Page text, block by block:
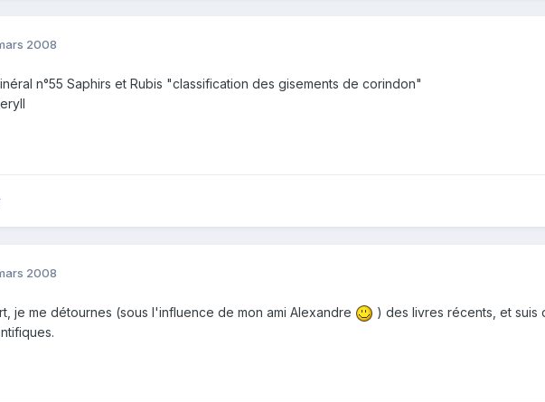
2008
n°55 Saphirs et Rubis "classification des gisements de corindon"
2008
je me détournes (sous l'influence de mon ami Alexandre
) des livres récents, et suis